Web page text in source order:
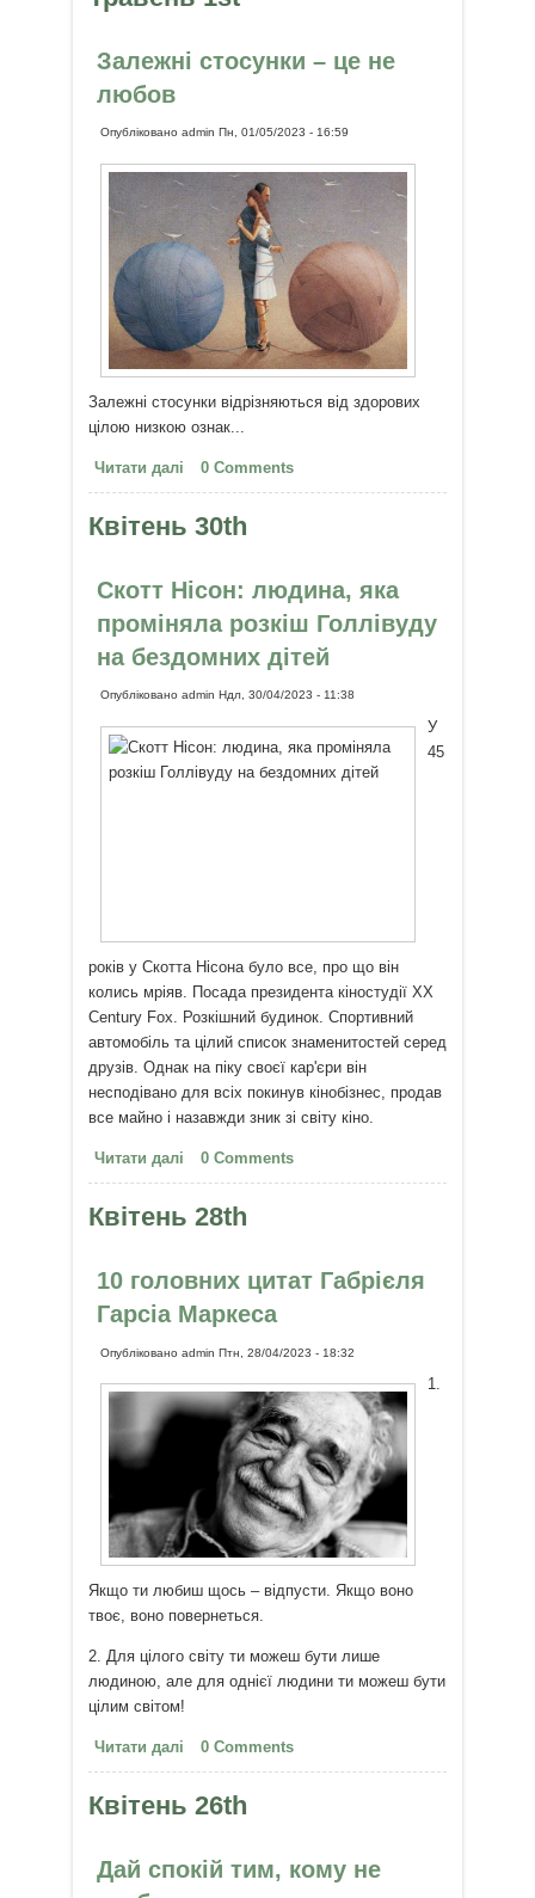
Залежні стосунки – це не
любов
Опублікованоadmin Пн, 01/05/2023 - 16:59
Залежні стосунки відрізняються від здорових
цілою низкою ознак...
Читати далі про Залежні стосунки – це не
любов
0 Comments
Квітень 30th
Скотт Нісон: людина, яка
проміняла розкіш Голлівуду
на бездомних дітей
Опублікованоadmin Ндл, 30/04/2023 - 11:38
У
45
років у Скотта Нісона було все, про що він
колись мріяв. Посада президента кіностудії XX
Century Fox. Розкішний будинок. Спортивний
автомобіль та цілий список знаменитостей серед
друзів. Однак на піку своєї кар'єри він
несподівано для всіх покинув кінобізнес, продав
все майно і назавжди зник зі світу кіно.
Читати далі про Скотт Нісон: людина, яка
проміняла розкіш Голлівуду на
бездомних дітей
0 Comments
Квітень 28th
10 головних цитат Габрієля
Гарсіа Маркеса
Опублікованоadmin Птн, 28/04/2023 - 18:32
1.
Якщо ти любиш щось – відпусти. Якщо воно
твоє, воно повернеться.
2. Для цілого світу ти можеш бути лише
людиною, але для однієї людини ти можеш бути
цілим світом!
Читати далі про 10 головних цитат Габрієля
Гарсіа Маркеса
0 Comments
Квітень 26th
Дай спокій тим, кому не